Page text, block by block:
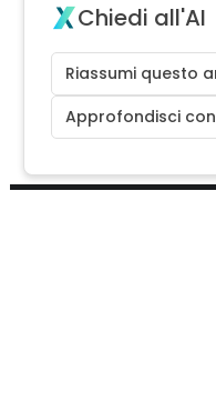
Chiedi all'AI
Riassumi questo
Approfondisci